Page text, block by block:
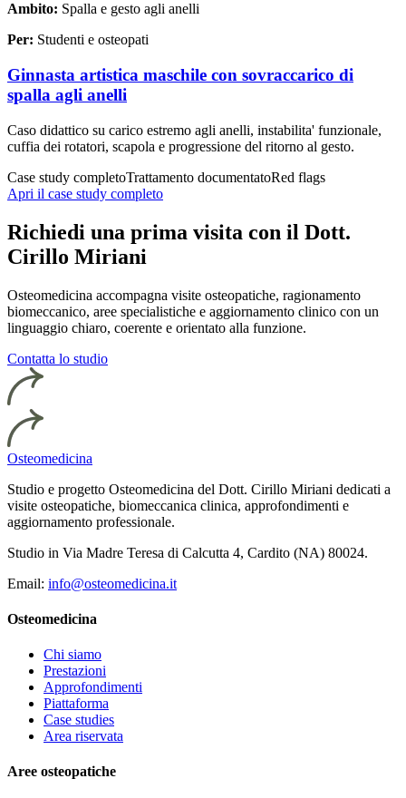
Ambito: Spalla e gesto agli anelli
Per: Studenti e osteopati
Ginnasta artistica maschile con sovraccarico di
spalla agli anelli
Caso didattico su carico estremo agli anelli, instabilita' funzionale,
cuffia dei rotatori, scapola e progressione del ritorno al gesto.
Case study completoTrattamento documentatoRed flags
Apri il case study completo
Richiedi una prima visita con il Dott.
Cirillo Miriani
Osteomedicina accompagna visite osteopatiche, ragionamento
biomeccanico, aree specialistiche e aggiornamento clinico con un
linguaggio chiaro, coerente e orientato alla funzione.
Contatta lo studio
Osteomedicina
Studio e progetto Osteomedicina del Dott. Cirillo Miriani dedicati a
visite osteopatiche, biomeccanica clinica, approfondimenti e
aggiornamento professionale.
Studio in Via Madre Teresa di Calcutta 4, Cardito (NA) 80024.
Email: info@osteomedicina.it
Osteomedicina
Chi siamo
Prestazioni
Approfondimenti
Piattaforma
Case studies
Area riservata
Aree osteopatiche